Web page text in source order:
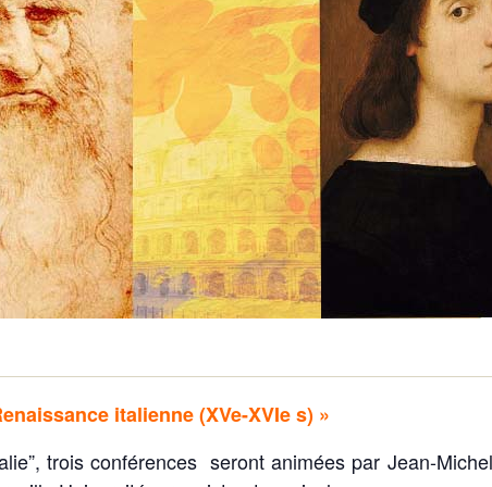
Appels
italienne (XVe-XVIe s) »
trois conférences seront animées par Jean-